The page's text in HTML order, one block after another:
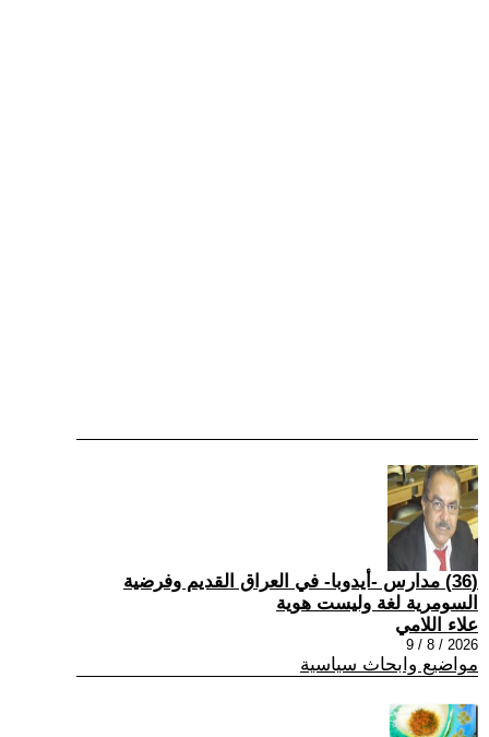
(36) مدارس -أيدوبا- في العراق القديم وفرضية
السومرية لغة وليست هوية
علاء اللامي
2026 / 8 / 9
مواضيع وابحاث سياسية